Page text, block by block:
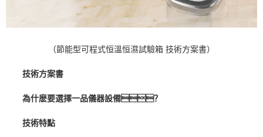
（節能型可程式恒溫恒濕試驗箱 技術方案書）
技術方案書
為什麽要選擇一品儀器設備？
技術特點